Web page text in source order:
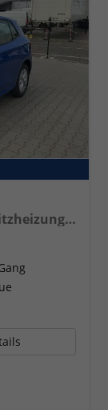
Classic 5J. Garantie Klimaanlage Sitzheizung vorn Virtuelles Cockpit Kamera PDC v+h